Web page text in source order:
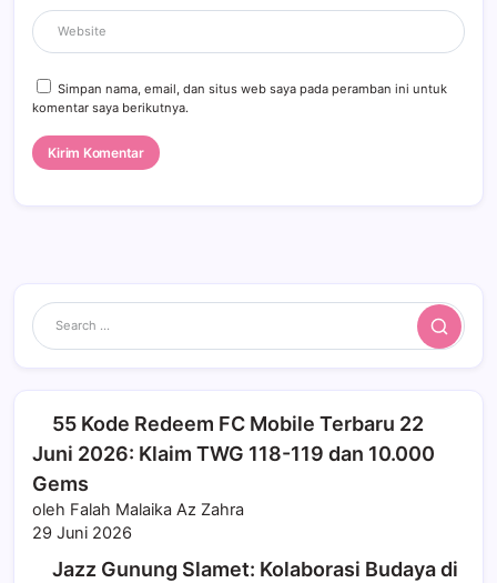
Simpan nama, email, dan situs web saya pada peramban ini untuk
komentar saya berikutnya.
Search
55 Kode Redeem FC Mobile Terbaru 22
Juni 2026: Klaim TWG 118-119 dan 10.000
Gems
oleh Falah Malaika Az Zahra
29 Juni 2026
Jazz Gunung Slamet: Kolaborasi Budaya di